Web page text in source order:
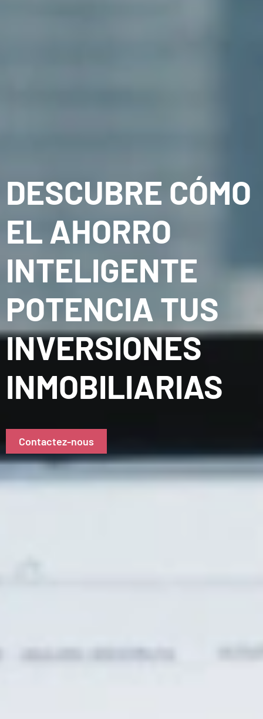
DESCUBRE CÓMO
EL AHORRO
INTELIGENTE
POTENCIA TUS
INVERSIONES
INMOBILIARIAS
Contactez-nous